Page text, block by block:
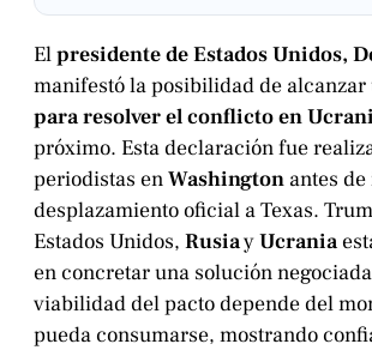
Elpresidente de Estados Unidos,
manifestó la posibilidad de alcanzar
para resolver el conflicto en
próximo. Esta declaración fue
periodistas enWashington antes
desplazamiento oficial a Texas.
Estados Unidos, RusiayUcrania
en concretar una solución
viabilidad del pacto depende del
pueda consumarse, mostrando